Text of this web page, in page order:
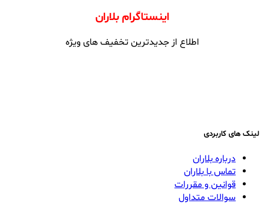
اینستاگرام بلاران
اطلاع از جدیدترین تخفیف های ویژه
لینک های کاربردی
درباره بلاران
تماس با بلاران
قوانین و مقررات
سوالات متداول